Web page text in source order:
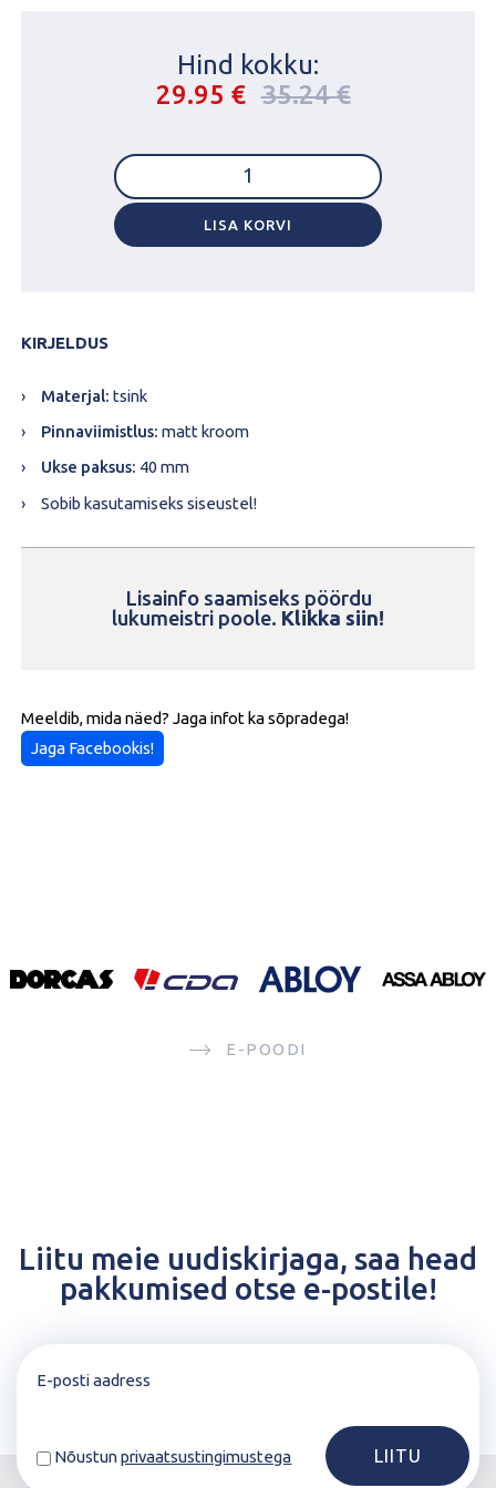
Hind kokku:
35.24€
Algne
oli:
29.95 € Current
is:
UKSELINK
ABLOY
INTERIA
19-
001
LISA KORVI
KIRJELDUS
Materjal: tsink
Pinnaviimistlus: matt kroom
Ukse paksus: 40 mm
Sobib kasutamiseks siseustel!
Lisainfo saamiseks pöördu
lukumeistri poole. Klikka siin!
Meeldib, mida näed? Jaga infot ka sõpradega!
Jaga Facebookis!
E-POODI
Liitu meie uudiskirjaga, saa head
pakkumised otse e-postile!
Nõustunprivaatsustingimustega